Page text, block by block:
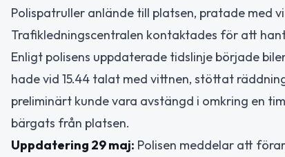
Polispatruller anlände till platsen, pratade med
Trafikledningscentralen kontaktades för att
Enligt polisens uppdaterade tidslinje började
hade vid 15.44 talat med vittnen, stöttat
preliminärt kunde vara avstängd i omkring en
bärgats från platsen.
Uppdatering 29 maj: Polisen meddelar att